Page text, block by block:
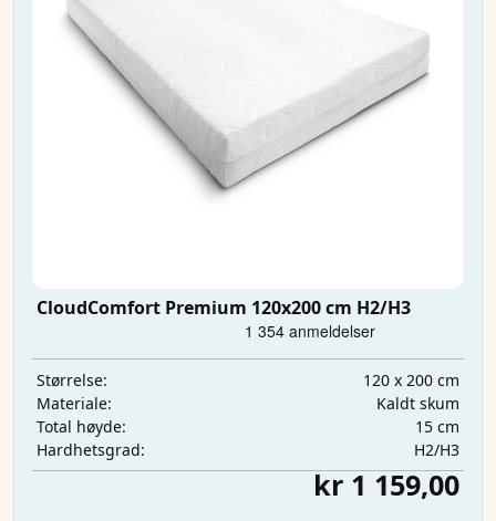
CloudComfort Premium 120x200 cm H2/H3
Størrelse:
120 x 200 cm
Materiale:
Kaldt skum
Total høyde:
15 cm
Hardhetsgrad:
H2/H3
kr 1 159,00